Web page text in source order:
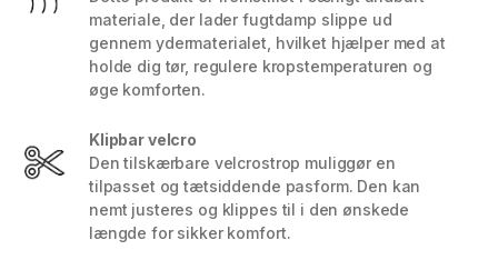
materiale, der lader fugtdamp slippe ud
gennem ydermaterialet, hvilket hjælper med at
holde dig tør, regulere kropstemperaturen og
øge komforten.
Klipbar velcro
Den tilskærbare velcrostrop muliggør en
tilpasset og tætsiddende pasform. Den kan
nemt justeres og klippes til i den ønskede
længde for sikker komfort.